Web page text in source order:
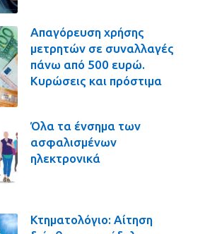
Απαγόρευση χρήσης
μετρητών σε συναλλαγές
πάνω από 500 ευρώ.
Κυρώσεις και πρόστιμα
Όλα τα ένσημα των
ασφαλισμένων
ηλεκτρονικά
Κτηματολόγιο: Αίτηση